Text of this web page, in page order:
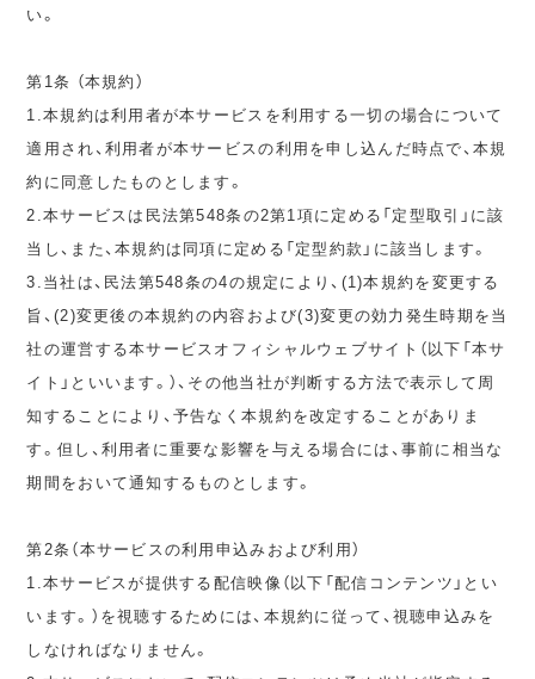
い。
第1条 （本規約）
1.本規約は利用者が本サービスを利用する一切の場合について
適用され、利用者が本サービスの利用を申し込んだ時点で、本規
約に同意したものとします。
2.本サービスは民法第548条の2第1項に定める「定型取引」に該
当し、また、本規約は同項に定める「定型約款」に該当します。
3.当社は、民法第548条の4の規定により、(1)本規約を変更する
旨、(2)変更後の本規約の内容および(3)変更の効力発生時期を当
社の運営する本サービスオフィシャルウェブサイト（以下「本サ
イト」といいます。）、その他当社が判断する方法で表示して周
知することにより、予告なく本規約を改定することがありま
す。但し、利用者に重要な影響を与える場合には、事前に相当な
期間をおいて通知するものとします。
第2条（本サービスの利用申込みおよび利用）
1.本サービスが提供する配信映像（以下「配信コンテンツ」とい
います。）を視聴するためには、本規約に従って、視聴申込みを
しなければなりません。